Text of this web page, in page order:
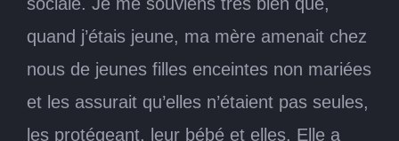
quand j’étais jeune, ma mère amenait chez
nous de jeunes filles enceintes non mariées
et les assurait qu’elles n’étaient pas seules,
les protégeant, leur bébé et elles. Elle a